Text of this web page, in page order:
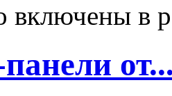
включены в